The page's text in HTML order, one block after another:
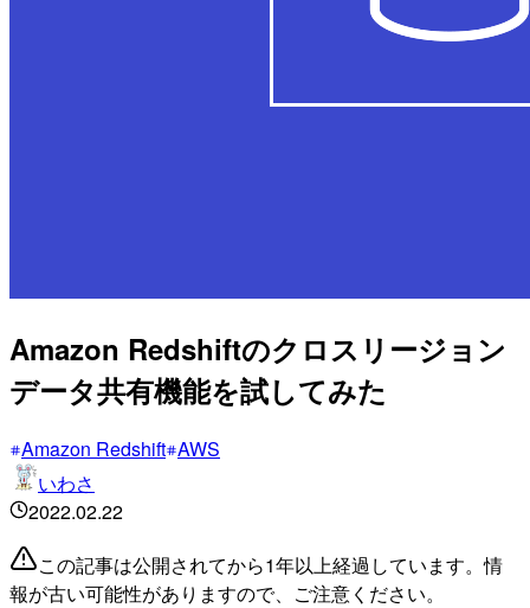
Amazon Redshiftのクロスリージョン
データ共有機能を試してみた
Amazon Redshift AWS
いわさ
2022.02.22
この記事は公開されてから1年以上経過しています。情
報が古い可能性がありますので、ご注意ください。